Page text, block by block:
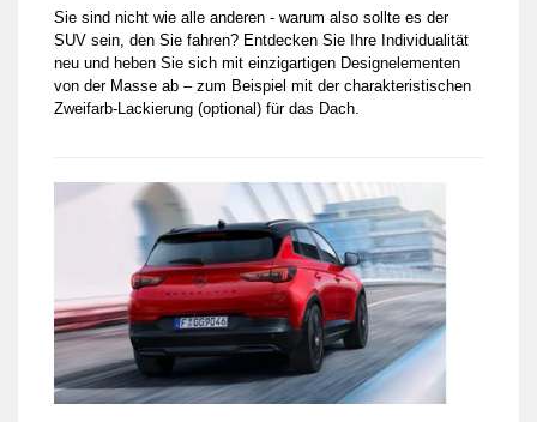
Sie sind nicht wie alle anderen - warum also sollte es der
SUV sein, den Sie fahren? Entdecken Sie Ihre Individualität
neu und heben Sie sich mit einzigartigen Designelementen
von der Masse ab – zum Beispiel mit der charakteristischen
Zweifarb-Lackierung (optional) für das Dach.